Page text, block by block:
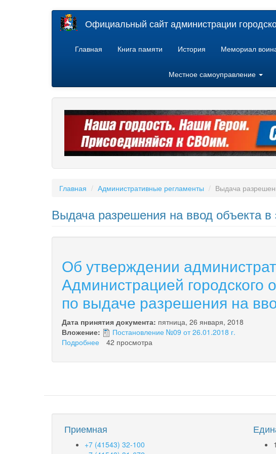
Официальный сайт администрации
Главная Книга памяти История Мемориал
Местное самоуправление
Главная Административные регламенты Выдача
Выдача разрешения на ввод объекта в
Об утверждении
Администрацией городского
по выдаче разрешения на
Дата принятия документа: пятница, 26 января, 2018
Вложение:
Постановление №09 от 26.01.2018 г.
Подробнее
утверждении
по
Администрацией
округа
«поселок
42 просмотра
Приемная
+7 (41543) 32-100